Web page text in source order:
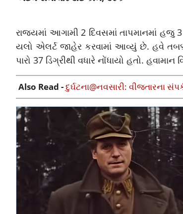
રાજ્યમાં આગામી 2 દિવસમાં તાપમાનમાં હજુ
યલો એલર્ટ જાહેર કરવામાં આવ્યું છે. હવે
પારો 37 ડિગ્રીથી વધારે નોંધાયો હતો.
Also Read -દુર્ઘટના@નવસારી: વીજતારના